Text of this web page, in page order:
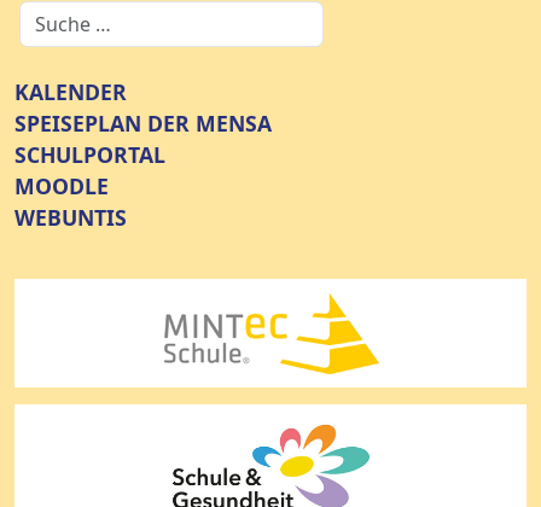
KALENDER
SPEISEPLAN DER MENSA
SCHULPORTAL
MOODLE
WEBUNTIS